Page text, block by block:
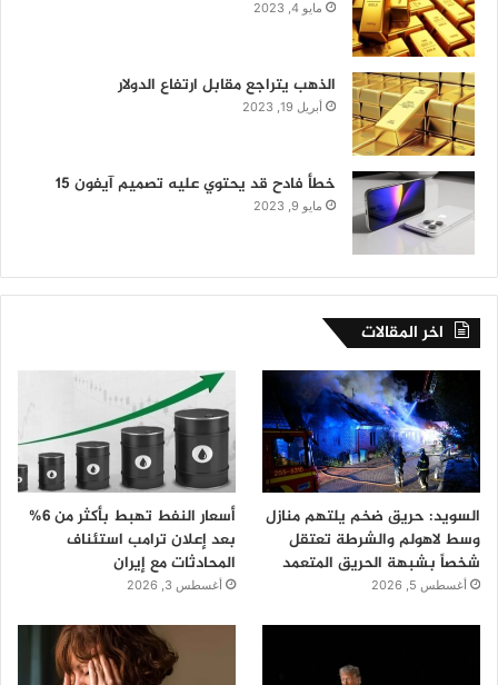
مايو 4, 2023
الذهب يتراجع مقابل ارتفاع الدولار
أبريل 19, 2023
خطأ فادح قد يحتوي عليه تصميم آيفون 15
مايو 9, 2023
اخر المقالات
السويد: حريق ضخم يلتهم منازل
وسط لاهولم والشرطة تعتقل
شخصاً بشبهة الحريق المتعمد
أغسطس 5, 2026
أسعار النفط تهبط بأكثر من 6%
بعد إعلان ترامب استئناف
المحادثات مع إيران
أغسطس 3, 2026